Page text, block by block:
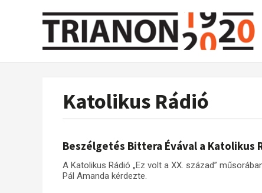
Katolikus Rádió
Beszélgetés Bittera Évával a Katolikus
A Katolikus Rádió „Ez volt a XX. század”
Pál Amanda kérdezte.